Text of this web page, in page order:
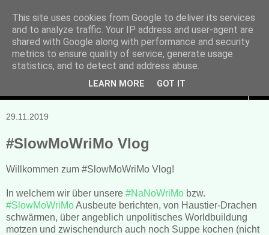
Manuela Sonntag
Bücher, Blogs & mehr
29.11.2019
#SlowMoWriMo Vlog
Willkommen zum #SlowMoWriMo Vlog!
In welchem wir über unsere #NaNoWriMo bzw.
#SlowMoWriMoAusbeute berichten, von Haustier-Drachen
schwärmen, über angeblich unpolitisches Worldbuildung
motzen und zwischendurch auch noch Suppe kochen (nicht
This site uses cookies from Google to deliver its services
and to analyze traffic. Your IP address and user-agent are
shared with Google along with performance and security
metrics to ensure quality of service, generate usage
statistics, and to detect and address abuse.
LEARN MORE GOT IT